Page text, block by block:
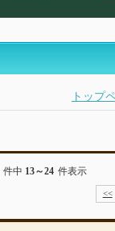
トップ
件中 13～24 件表示
<<